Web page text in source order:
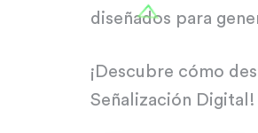
diseñados para
¡Descubre cómo
Señalización Digital!